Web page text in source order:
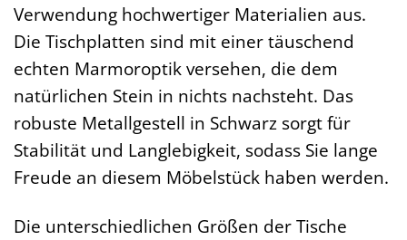
Verwendung hochwertiger Materialien aus.
Die Tischplatten sind mit einer täuschend
echten Marmoroptik versehen, die dem
natürlichen Stein in nichts nachsteht. Das
robuste Metallgestell in Schwarz sorgt für
Stabilität und Langlebigkeit, sodass Sie lange
Freude an diesem Möbelstück haben werden.
Die unterschiedlichen Größen der Tische